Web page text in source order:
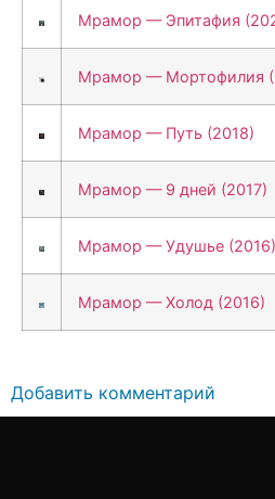
Мрамор — Эпитафия
Мрамор — Мортофилия
Мрамор — Путь (2018)
Мрамор — 9 дней (2017)
Мрамор — Удушье (2016)
Мрамор — Холод (2016)
Добавить комментарий